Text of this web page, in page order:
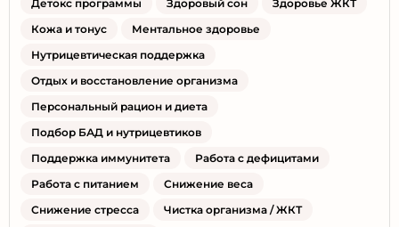
Детокс программы Здоровый сон
Здоровье ЖКТ
Кожа и тонус
Ментальное здоровье
Нутрицевтическая поддержка
Отдых и восстановление организма
Персональный рацион и диета
Подбор БАД и нутрицевтиков
Поддержка иммунитета
Работа с дефицитами
Работа с питанием
Снижение веса
Снижение стресса
Чистка организма / ЖКТ